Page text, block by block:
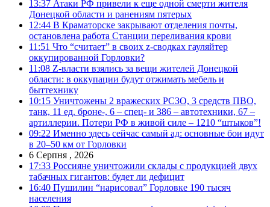
13:37 Атаки РФ привели к еще одной смерти жителя
Донецкой области и ранениям пятерых
12:44 В Краматорске закрывают отделения почты,
остановлена работа Станции переливания крови
11:51 Что “считает” в своих z-сводках гауляйтер
оккупированной Горловки?
11:08 Z-власти взялись за вещи жителей Донецкой
области: в оккупации будут отжимать мебель и
быттехнику
10:15 Уничтожены 2 вражеских РСЗО, 3 средств ПВО,
танк, 11 ед. броне-, 6 – спец- и 386 – автотехники, 67 –
артиллерии. Потери РФ в живой силе – 1210 “штыков”!
09:22 Именно здесь сейчас самый ад: основные бои идут
в 20–50 км от Горловки
6 Серпня , 2026
17:33 Россияне уничтожили склады с продукцией двух
табачных гигантов: будет ли дефицит
16:40 Пушилин “нарисовал” Горловке 190 тысяч
населения